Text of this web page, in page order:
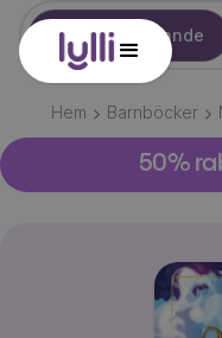
Starta erbjudande
Hem Barnböcker
50%